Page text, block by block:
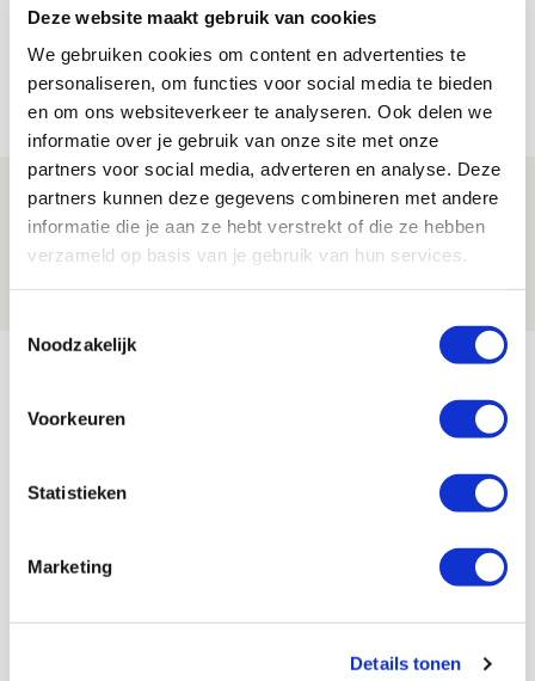
Deze website maakt gebruik van cookies
We gebruiken cookies om content en advertenties te
personaliseren, om functies voor social media te bieden
en om ons websiteverkeer te analyseren. Ook delen we
informatie over je gebruik van onze site met onze
partners voor social media, adverteren en analyse. Deze
partners kunnen deze gegevens combineren met andere
informatie die je aan ze hebt verstrekt of die ze hebben
verzameld op basis van je gebruik van hun services.
Noodzakelijk
Voorkeuren
Statistieken
Marketing
Details tonen
Volop enthousiasme in fotoverslag van
Europees treffen met Shelbourne
07 AUGUSTUS 2026 - 09:00
FOTOVERSLAG
Míchel niet blij met resultaat en spel
na rust: ‘De focus nam af’
07 AUGUSTUS 2026 - 08:30
Bekijk meer
23
Selectiedag ballenjongens/-meiden
11